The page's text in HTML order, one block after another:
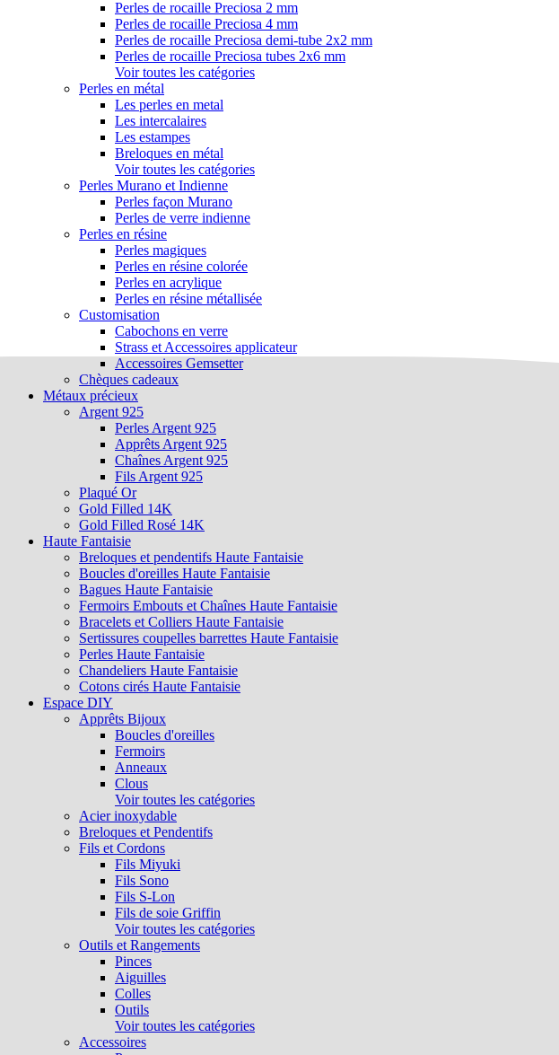
Perles de rocaille Preciosa 2 mm
Perles de rocaille Preciosa 4 mm
Perles de rocaille Preciosa demi-tube 2x2 mm
Perles de rocaille Preciosa tubes 2x6 mm
Voir toutes les catégories
Perles en métal
Les perles en metal
Les intercalaires
Les estampes
Breloques en métal
Voir toutes les catégories
Perles Murano et Indienne
Perles façon Murano
Perles de verre indienne
Perles en résine
Perles magiques
Perles en résine colorée
Perles en acrylique
Perles en résine métallisée
Customisation
Cabochons en verre
Strass et Accessoires applicateur
Accessoires Gemsetter
Chèques cadeaux
Métaux précieux
Argent 925
Perles Argent 925
Apprêts Argent 925
Chaînes Argent 925
Fils Argent 925
Plaqué Or
Gold Filled 14K
Gold Filled Rosé 14K
Haute Fantaisie
Breloques et pendentifs Haute Fantaisie
Boucles d'oreilles Haute Fantaisie
Bagues Haute Fantaisie
Fermoirs Embouts et Chaînes Haute Fantaisie
Bracelets et Colliers Haute Fantaisie
Sertissures coupelles barrettes Haute Fantaisie
Perles Haute Fantaisie
Chandeliers Haute Fantaisie
Cotons cirés Haute Fantaisie
Espace DIY
Apprêts Bijoux
Boucles d'oreilles
Fermoirs
Anneaux
Clous
Voir toutes les catégories
Acier inoxydable
Breloques et Pendentifs
Fils et Cordons
Fils Miyuki
Fils Sono
Fils S-Lon
Fils de soie Griffin
Voir toutes les catégories
Outils et Rangements
Pinces
Aiguilles
Colles
Outils
Voir toutes les catégories
Accessoires